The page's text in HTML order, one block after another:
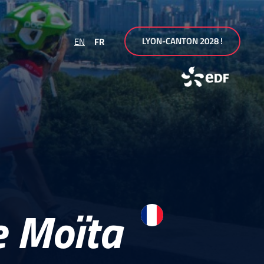
EN FR LYON-CANTON 2028 !
Moïta